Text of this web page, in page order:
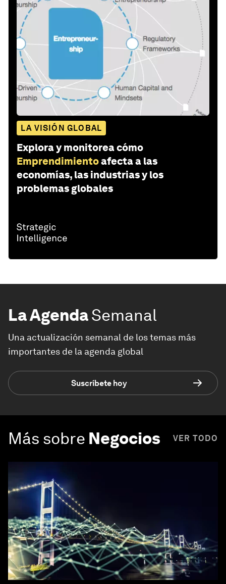
LA VISIÓN GLOBAL
Explora y monitorea cómo
Emprendimientoafecta a las
economías, las industrias y los
problemas globales
La AgendaSemanal
Una actualización semanal de los temas más
importantes de la agenda global
Suscríbete hoy
Más sobre Negocios VER TODO